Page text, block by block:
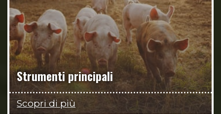
Strumenti principali
Scopri di più